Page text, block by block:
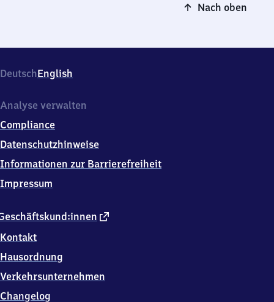
Nach oben
DeutschEnglish
externer
Kontakt
Hausordnung
Verkehrsunternehmen
Changelog
Analyse verwalten
Compliance
Datenschutzhinweise
Informationen zur Barrierefreiheit
Impressum